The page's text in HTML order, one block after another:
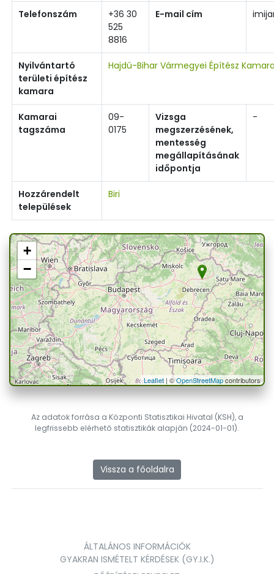
Telefonszám
+36 30
525
8816
E-mail cím
Nyilvántartó
területi építész
kamara
Hajdú-Bihar Vármegyei Építész
Kamarai
tagszáma
09-
0175
Vizsga
megszerzésének,
mentesség
megállapításának
időpontja
-
Hozzárendelt
települések
Biri
+
−
Leaflet| ©OpenStreetMapcontributors
Az adatok forrása a Központi Statisztikai Hivatal (KSH), a
legfrissebb elérhető statisztikák alapján (2024-01-01).
Vissza a főoldalra
ÁLTALÁNOS INFORMÁCIÓK
GYAKRAN ISMÉTELT KÉRDÉSEK (GY.I.K.)